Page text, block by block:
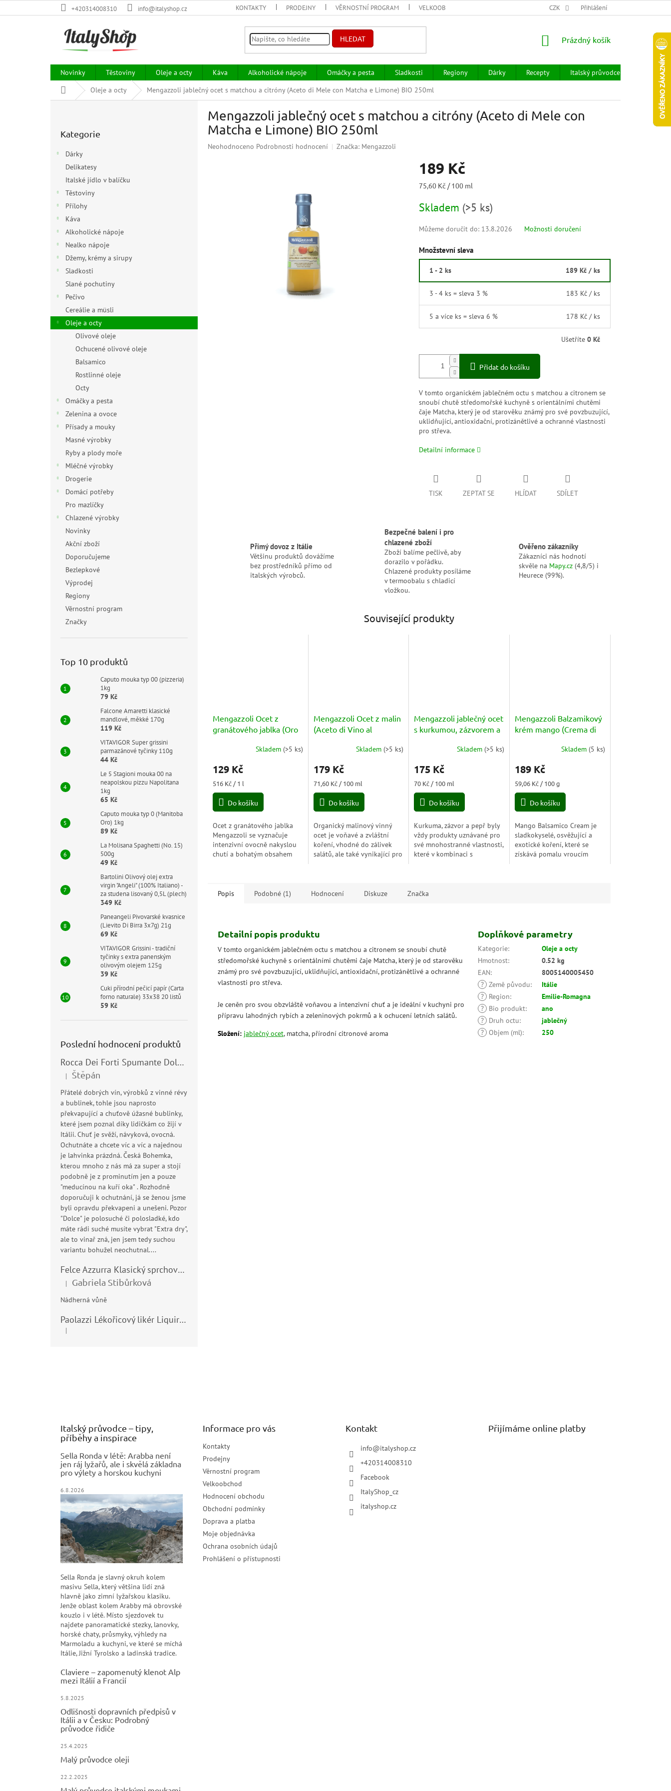
na
+420314008310 info@italyshop.cz KONTAKTY PRODEJNY VĚRNOSTNÍ PROGRAM VELKOOBCHOD HODNOCENÍ OBCHODU OBCHODNÍ PODMÍNKY
CZK Přihlášení
HLEDAT
NÁKUPNÍ
Prázdný košík
Novinky Těstoviny Oleje a octy Káva Alkoholické nápoje Omáčky a pesta Sladkosti Regiony Dárky Recepty Italský průvodce
Prodejny
Domů Oleje a octy Mengazzoli jablečný ocet s matchou a citróny (Aceto di Mele con Matcha e Limone) BIO 250ml
kategorie
Kategorie
Dárky
Delikatesy
Italské jídlo v balíčku
Těstoviny
Přílohy
Káva
Alkoholické nápoje
Nealko nápoje
Džemy, krémy a sirupy
Sladkosti
Slané pochutiny
Pečivo
Cereálie a müsli
Oleje a octy
Olivové oleje
Ochucené olivové oleje
Balsamico
Rostlinné oleje
Octy
Omáčky a pesta
Zelenina a ovoce
Přísady a mouky
Masné výrobky
Ryby a plody moře
Mléčné výrobky
Drogerie
Domácí potřeby
Pro mazlíčky
Chlazené výrobky
Novinky
Akční zboží
Doporučujeme
Bezlepkové
Výprodej
Regiony
Věrnostní program
Značky
Top 10 produktů
Caputo mouka typ 00 (pizzeria)
1kg
79 Kč
Falcone Amaretti klasické
mandlové, měkké 170g
119 Kč
VITAVIGOR Super grissini
parmazánové tyčinky 110g
44 Kč
Le 5 Stagioni mouka 00 na
neapolskou pizzu Napolitana
1kg
65 Kč
Caputo mouka typ 0 (Manitoba
Oro) 1kg
89 Kč
La Molisana Spaghetti (No. 15)
500g
49 Kč
Bartolini Olivový olej extra
virgin "Angeli" (100% Italiano) -
za studena lisovaný 0,5L (plech)
349 Kč
Paneangeli Pivovarské kvasnice
(Lievito Di Birra 3x7g) 21g
69 Kč
VITAVIGOR Grissini - tradiční
tyčinky s extra panenským
olivovým olejem 125g
39 Kč
Cuki přírodní pečicí papír (Carta
forno naturale) 33x38 20 listů
59 Kč
Poslední hodnocení produktů
Rocca Dei Forti Spumante Dolce 11,5% 0,75l
Hodnocení produktu je 5 z 5 hvězdiček.
| Štěpán
Přátelé dobrých vín, výrobků z vinné révy
a bublinek, tohle jsou naprosto
překvapující a chuťově úžasné bublinky,
které jsem poznal díky lidičkám co žijí v
Itálii. Chuť je svěží, návyková, ovocná.
Ochutnáte a chcete víc a víc a najednou
je lahvinka prázdná. Česká Bohemka,
kterou mnoho z nás má za super a stojí
podobně je z prominutím jen a pouze
"meducínou na kuří oka" . Rozhodně
doporučuji k ochutnání, já se ženou jsme
byli opravdu překvapeni a unešeni. Pozor
"Dolce" je polosuché či polosladké, kdo
máte rádi suché musíte vybrat "Extra dry",
ale to vinař zná, jen jsem tedy suchou
variantu bohužel neochutnal....
Felce Azzurra Klasický sprchový gel - doccia gel 400ml
Hodnocení produktu je 5 z 5 hvězdiček.
| Gabriela Stibůrková
Nádherná vůně
Paolazzi Lékořicový likér Liquirizia 24% 0,7L
Hodnocení produktu je 5 z 5 hvězdiček.
|
Mengazzoli jablečný ocet s matchou a citróny (Aceto di Mele con
Matcha e Limone) BIO 250ml
Průměrné
Neohodnoceno Podrobnosti hodnocení Značka: Mengazzoli
189 Kč
Měrná
75,60 Kč / 100 ml
Skladem (>5 ks)
Můžeme doručit do: 13.8.2026 Možnosti doručení
Množstevní sleva
1 - 2 ks 189 Kč / ks
3 - 4 ks = sleva 3 % 183 Kč / ks
5 a více ks = sleva 6 % 178 Kč / ks
Ušetříte0 Kč
Přidat do košíku
V tomto organickém jablečném octu s matchou a citronem se
snoubí chutě středomořské kuchyně s orientálními chutěmi
čaje Matcha, který je od starověku známý pro své povzbuzující,
uklidňující, antioxidační, protizánětlivé a ochranné vlastnosti
pro střeva.
Detailní informace
TISK ZEPTAT SE HLÍDAT SDÍLET
Přímý dovoz z Itálie
Většinu produktů dovážíme
bez prostředníků přímo od
italských výrobců.
Bezpečné balení i pro
chlazené zboží
Zboží balíme pečlivě, aby
dorazilo v pořádku.
Chlazené produkty posíláme
v termoobalu s chladicí
vložkou.
Ověřeno zákazníky
Zákazníci nás hodnotí
skvěle na Mapy.cz (4,8/5) i
Heurece (99%).
Související produkty
Mengazzoli Ocet z
granátového jablka (Oro
biologico) BIO 250ml
produktu
5,0
5
Skladem (>5 ks)
129 Kč
Měrná
cena:
516 Kč / 1 l
Do košíku
Ocet z granátového jablka
Mengazzoli se vyznačuje
intenzivní ovocně nakyslou
chutí a bohatým obsahem
Mengazzoli Ocet z malin
(Aceto di Vino al
Skladem(>5 ks)
179 Kč
Měrná
cena:
71,60 Kč / 100 ml
Do košíku
Organický malinový vinný
ocet je voňavé a zvláštní
koření, vhodné do zálivek
salátů, ale také vynikající pro
Mengazzoli jablečný ocet
s kurkumou, zázvorem a
di Mele con curcuma,
BIO 250ml
Skladem(>5 ks)
175 Kč
Měrná
cena:
70 Kč / 100 ml
Do košíku
Kurkuma, zázvor a pepř byly
vždy produkty uznávané pro
své mnohostranné vlastnosti,
které v kombinaci s
Mengazzoli Balzamikový
krém mango (Crema di
produktu
5,0
5
Skladem(5 ks)
189 Kč
Měrná
cena:
59,06 Kč / 100 g
Do košíku
Mango Balsamico Cream je
sladkokyselé, osvěžující a
exotické koření, které se
získává pomalu vroucím
Popis
Podobné (1) Hodnocení Diskuze Značka
Detailní popis produktu
V tomto organickém jablečném octu s matchou a citronem se snoubí chutě
středomořské kuchyně s orientálními chutěmi čaje Matcha, který je od starověku
známý pro své povzbuzující, uklidňující, antioxidační, protizánětlivé a ochranné
vlastnosti pro střeva.
Je ceněn pro svou obzvláště voňavou a intenzivní chuť a je ideální v kuchyni pro
přípravu lahodných rybích a zeleninových pokrmů a k ochucení letních salátů.
Složení: jablečný ocet, matcha, přírodní citronové aroma
Doplňkové parametry
Kategorie:
Oleje a octy
Hmotnost:
0.52 kg
EAN:
8005140005450
? Země původu:
Itálie
?
Region:
Emilie-Romagna
?
Bio produkt:
ano
?
Druh octu:
jablečný
? Objem (ml): 250
Italský průvodce – tipy,
příběhy a inspirace
Sella Ronda v létě: Arabba není
jen ráj lyžařů, ale i skvělá základna
pro výlety a horskou kuchyni
6.8.2026
Sella Ronda je slavný okruh kolem
masivu Sella, který většina lidí zná
hlavně jako zimní lyžařskou klasiku.
Jenže oblast kolem Arabby má obrovské
kouzlo i v létě. Místo sjezdovek tu
najdete panoramatické stezky, lanovky,
horské chaty, průsmyky, výhledy na
Marmoladu a kuchyni, ve které se míchá
Itálie, Jižní Tyrolsko a ladinská tradice.
Claviere – zapomenutý klenot Alp
mezi Itálií a Francií
5.8.2025
Odlišnosti dopravních předpisů v
Itálii a v Česku: Podrobný
průvodce řidiče
25.4.2025
Malý průvodce oleji
22.2.2025
Informace pro vás
Kontakty
Prodejny
Věrnostní program
Velkoobchod
Hodnocení obchodu
Obchodní podmínky
Doprava a platba
Moje objednávka
Ochrana osobních údajů
Prohlášení o přístupnosti
Kontakt
info@italyshop.cz
+420314008310
Facebook
ItalyShop_cz
italyshop.cz
Přijímáme online platby